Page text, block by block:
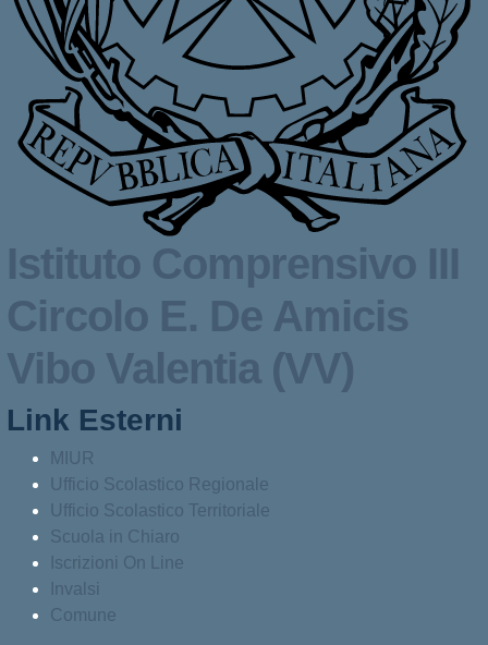
Istituto Comprensivo III
Circolo E. De Amicis
Vibo Valentia (VV)
Link Esterni
MIUR
Ufficio Scolastico Regionale
Ufficio Scolastico Territoriale
Scuola in Chiaro
Iscrizioni On Line
Invalsi
Comune